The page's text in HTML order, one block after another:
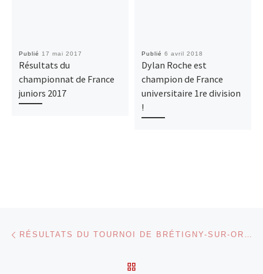
Publié 17 mai 2017
Résultats du
championnat de France
juniors 2017
Publié 6 avril 2018
Dylan Roche est
champion de France
universitaire 1re division
!
Parcourir les articles RÉSULTATS DU TOURNOI DE BRÉTIGNY-SUR-ORGE MINIMES 2023